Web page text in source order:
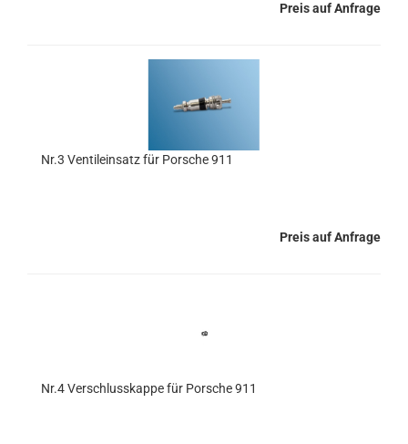
Preis auf Anfrage
Nr.3 Ventileinsatz für Porsche 911
Preis auf Anfrage
Nr.4 Verschlusskappe für Porsche 911